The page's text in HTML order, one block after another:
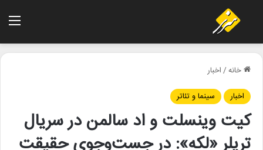
خانه/اخبار
اخبار
سینما و تئاتر
کیت وینسلت و اد سالمن در سریال